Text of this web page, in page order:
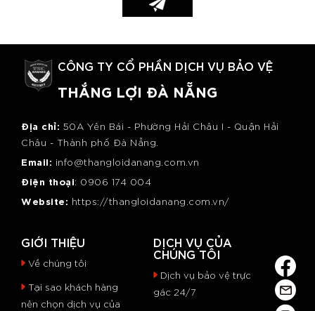
CÔNG TY CỔ PHẦN DỊCH VỤ BẢO VỆ
THẮNG LỢI ĐÀ NẴNG
Địa chỉ: 50A Yên Bái - Phường Hải Châu I - Quận Hải
Châu - Thành phố Đà Nẵng.
Email: info@thangloidanang.com.vn
Điện thoại: 0906 174 004
Website: https://thangloidanang.com.vn/
GIỚI THIỆU
Về chúng tôi
Tại sao khách hàng
nên chọn dịch vụ của
DỊCH VỤ CỦA
CHÚNG TÔI
Dịch vụ bảo vệ trực
gác 24/7